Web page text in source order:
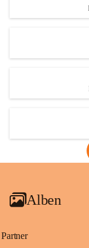
Maßnahmen zur
Rebe und der
Anhang VBl.
1 Seite•1,4 MB
VBl. EU Nr.
Alben
Partner